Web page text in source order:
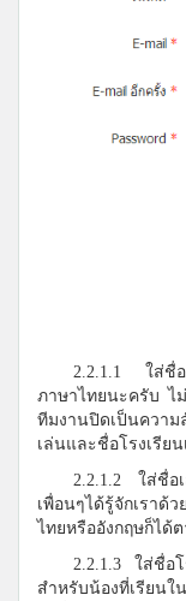
2.2.1.1 ใส่ชื่
ภาษาไทยนะครับ ไ
ทีมงานปิดเป็นควา
เล่นและชื่อโรงเรีย
2.2.1.2 ใส่ชื่อ
เพื่อนๆได้รู้จักเรา
ไทยหรืออังกฤษก็ได้
2.2.1.3 ใส่ชื่อ
สำหรับน้องที่เรียน